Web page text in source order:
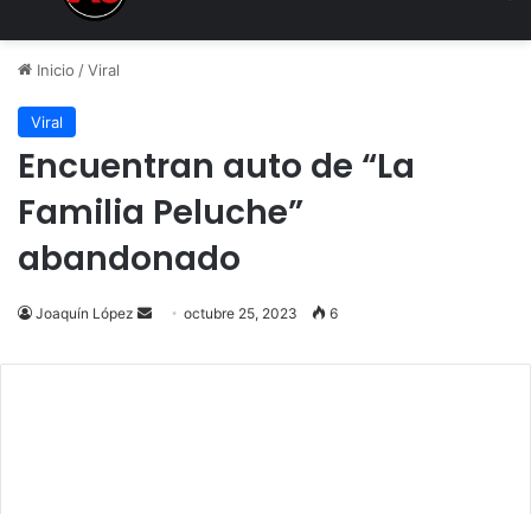
Inicio /Viral
Viral
Encuentran auto de “La
Familia Peluche”
abandonado
Joaquín López
Send
email
octubre 25, 2023 6